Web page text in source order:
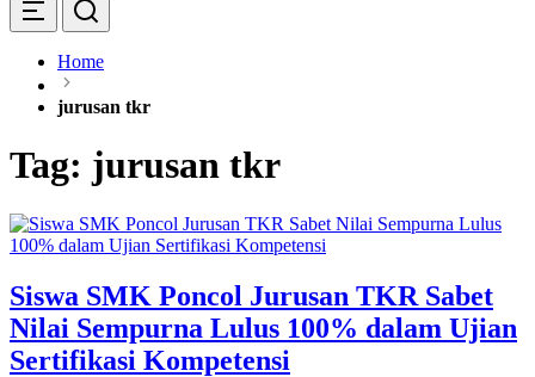
Home
jurusan tkr
Tag: jurusan tkr
Siswa SMK Poncol Jurusan TKR Sabet
Nilai Sempurna Lulus 100% dalam Ujian
Sertifikasi Kompetensi